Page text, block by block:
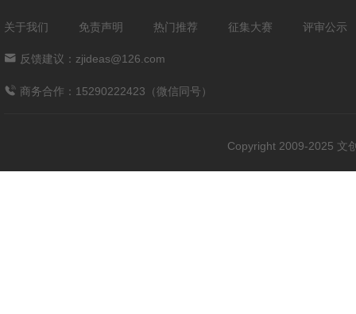
关于我们 免责声明 热门推荐 征集大赛 评审公示
反馈建议：zjideas@126.com
商务合作：15290222423（微信同号）
Copyright 2009-2025 文